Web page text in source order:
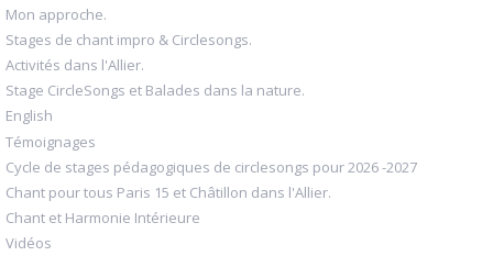
Mon approche.
Stages de chant impro & Circlesongs.
Activités dans l'Allier.
Stage CircleSongs et Balades dans la nature.
English
Témoignages
Cycle de stages pédagogiques de circlesongs pour 2026 -2027
Chant pour tous Paris 15 et Châtillon dans l'Allier.
Chant et Harmonie Intérieure
Vidéos